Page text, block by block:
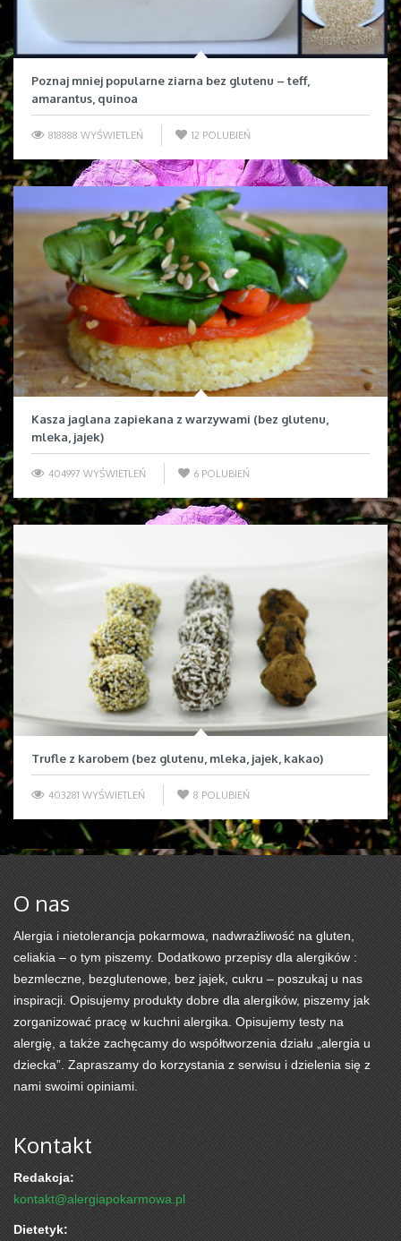
Poznaj mniej popularne ziarna bez glutenu – teff,
amarantus, quinoa
818888 WYŚWIETLEŃ 12 POLUBIEŃ
Kasza jaglana zapiekana z warzywami (bez glutenu,
mleka, jajek)
404997 WYŚWIETLEŃ 6 POLUBIEŃ
Trufle z karobem (bez glutenu, mleka, jajek, kakao)
403281 WYŚWIETLEŃ 8 POLUBIEŃ
O nas
Alergia i nietolerancja pokarmowa, nadwrażliwość na gluten,
celiakia – o tym piszemy. Dodatkowo przepisy dla alergików :
bezmleczne, bezglutenowe, bez jajek, cukru – poszukaj u nas
inspiracji. Opisujemy produkty dobre dla alergików, piszemy jak
zorganizować pracę w kuchni alergika. Opisujemy testy na
alergię, a także zachęcamy do współtworzenia działu „alergia u
dziecka”. Zapraszamy do korzystania z serwisu i dzielenia się z
nami swoimi opiniami.
Kontakt
Redakcja:
kontakt@alergiapokarmowa.pl
Dietetyk: